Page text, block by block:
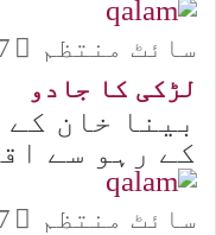
سائٹ منتظم 7
لڑکی کا جادو
بینا خان
کے رہو سے
سائٹ منتظم 7